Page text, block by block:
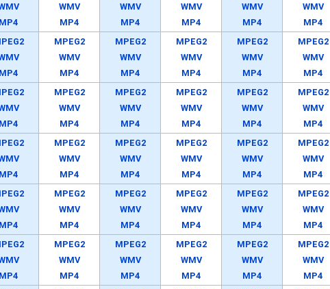
MP4
WMV
MP4
WMV
MP4
WMV
MP4
WMV
MP4
WMV
MP4
MP4
MPEG2
WMV
MP4
MPEG2
WMV
MP4
MPEG2
WMV
MP4
MPEG2
WMV
MP4
MPEG2
WMV
MP4
MP4
MPEG2
WMV
MP4
MPEG2
WMV
MP4
MPEG2
WMV
MP4
MPEG2
WMV
MP4
MPEG2
WMV
MP4
MP4
MPEG2
WMV
MP4
MPEG2
WMV
MP4
MPEG2
WMV
MP4
MPEG2
WMV
MP4
MPEG2
WMV
MP4
MP4
MPEG2
WMV
MP4
MPEG2
WMV
MP4
MPEG2
WMV
MP4
MPEG2
WMV
MP4
MPEG2
WMV
MP4
MP4
MPEG2
WMV
MP4
MPEG2
WMV
MP4
MPEG2
WMV
MP4
MPEG2
WMV
MP4
MPEG2
WMV
MP4